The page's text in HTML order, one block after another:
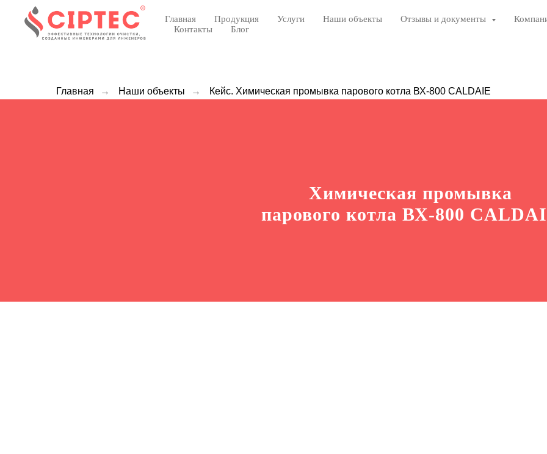
Главная Продукция Услуги Наши объекты Отзывы и документы
Контакты
Блог
Главная → Наши объекты → Кейс. Химическая промывка парового котла ВХ-800 CALDAIE
Химическая промывка
парового котла ВХ-800